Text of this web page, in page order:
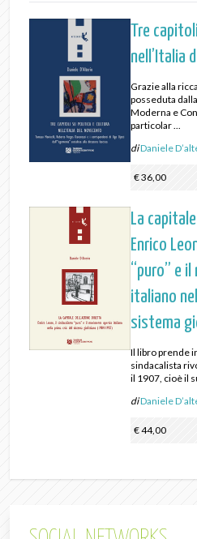
Tre
nell’Italia
Grazie alla
posseduta
Moderna e
particolar ...
diDaniele
€ 36,00
La
Enrico
“puro” e
italiano
sistema
Il libro prende
sindacalista
il 1907, cioè il
diDaniele
€ 44,00